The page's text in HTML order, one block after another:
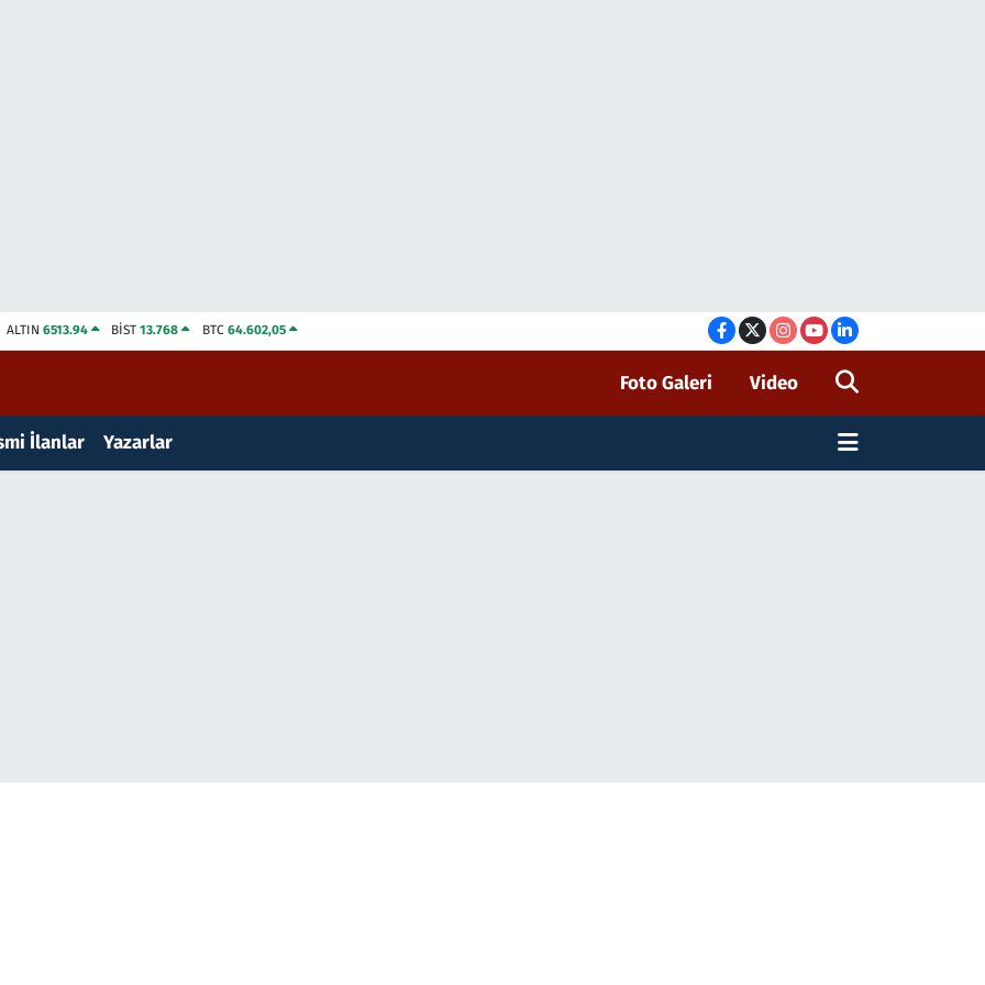
ALTIN 6513.94 BİST13.768 BTC 64.602,05
Foto Galeri Video
İlanlar Yazarlar